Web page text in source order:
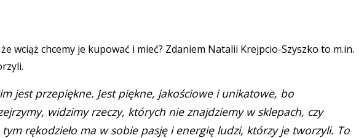
wciąż chcemy je kupować i mieć? Zdaniem Natalii Krejpcio-Szyszko to m.in.
jest przepiękne. Jest piękne, jakościowe i unikatowe, bo
widzimy rzeczy, których nie znajdziemy w sklepach, czy
rękodzieło ma w sobie pasję i energię ludzi, którzy je tworzyli. To